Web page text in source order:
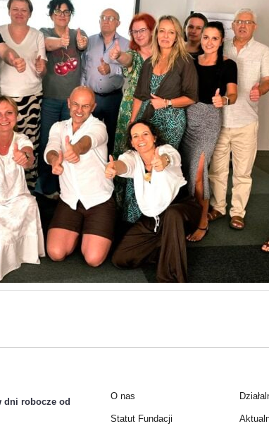
dni robocze od
O nas
Statut Fundacji